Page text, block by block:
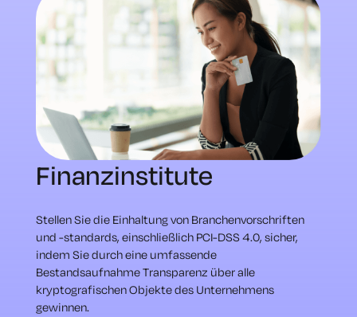
Finanzinstitute
Stellen Sie die Einhaltung von Branchenvorschriften
und -standards, einschließlich PCI-DSS 4.0, sicher,
indem Sie durch eine umfassende
Bestandsaufnahme Transparenz über alle
kryptografischen Objekte des Unternehmens
gewinnen.